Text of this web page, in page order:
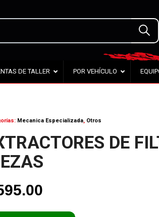
DE TALLER POR VEHÍCULO
Mecanica Especializada, Otros
DE